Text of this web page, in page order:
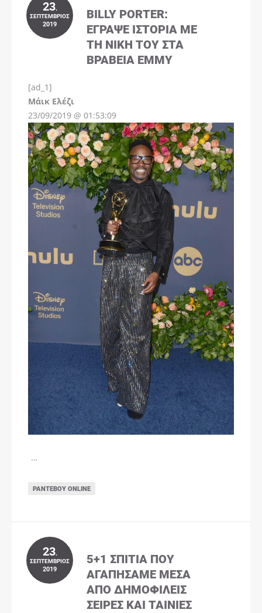
23.
ΣΕΠΤΈΜΒΡΙΟΣ
2019
BILLY PORTER:
ΈΓΡΑΨΕ ΙΣΤΟΡΊΑ ΜΕ
ΤΗ ΝΊΚΗ ΤΟΥ ΣΤΑ
ΒΡΑΒΕΊΑ EMMY
[ad_1]
Μάικ ΕλέζιInstagram
23/09/2019 @ 01:53:09
…
ΡΑΝΤΕΒΟΎ ONLINE
23.
ΣΕΠΤΈΜΒΡΙΟΣ
2019
5+1 ΣΠΊΤΙΑ ΠΟΥ
ΑΓΑΠΉΣΑΜΕ ΜΈΣΑ
ΑΠΌ ΔΗΜΟΦΙΛΕΊΣ
ΣΕΙΡΈΣ ΚΑΙ ΤΑΙΝΊΕΣ